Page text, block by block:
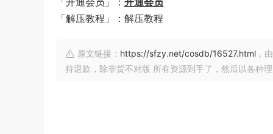
「解压教程」：解压教程
原文链接： https://sfzy.net/cosdb/16527.html ，
持退款，除非货不对版 所有资源到手了，然后以各种